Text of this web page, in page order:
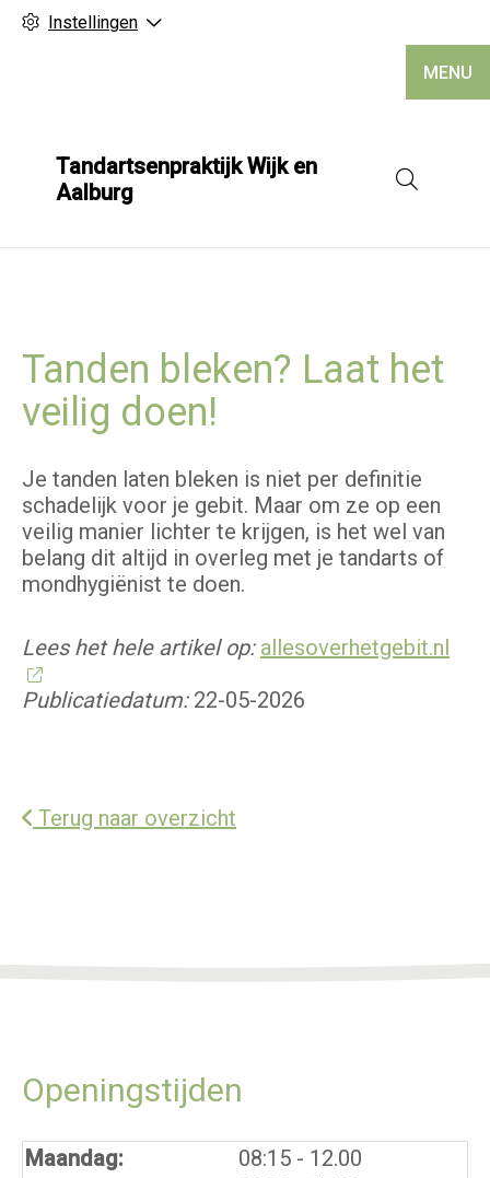
Instellingen
Tandartsenpraktijk Wijk en
Aalburg
MENU
Tanden bleken? Laat het
veilig doen!
Je tanden laten bleken is niet per definitie
schadelijk voor je gebit. Maar om ze op een
veilig manier lichter te krijgen, is het wel van
belang dit altijd in overleg met je tandarts of
mondhygiënist te doen.
Lees het hele artikel op: allesoverhetgebit.nl
Publicatiedatum: 22-05-2026
Terug naar overzicht
Openingstijden
Maandag: 08:15 tot
- 12.00